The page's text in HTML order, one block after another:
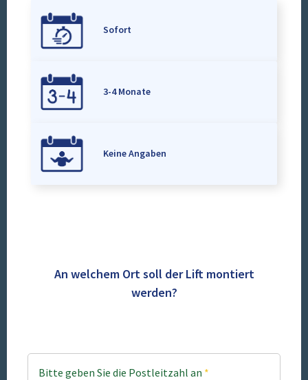
Sofort
3-4 Monate
Keine Angaben
An welchem Ort soll der Lift montiert
werden?
Bitte geben Sie die Postleitzahl an *